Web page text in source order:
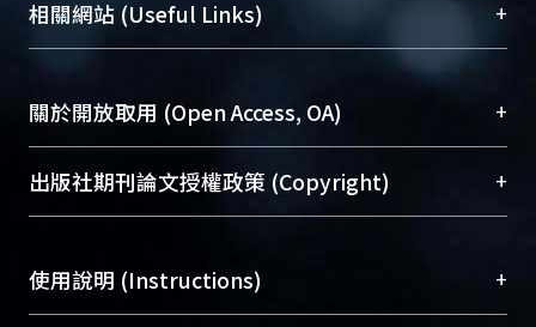
台，成為臺大學術典藏NTU scholars。期能整合研
究能量、促進交流合作、保存學術產出、推廣研究
成果。
To permanently archive and promote researcher
profiles and scholarly works, Library integrates the
services of “NTU Repository” with “Academic
總館學科館員(Main Library)
醫學圖書館學科館員(Medical Library)
(Social
Sciences Library)
相關網站 (Useful Links) +
關於開放取用 (Open Access, OA) +
開放取用是從使用者角度提升資訊取用性的社會運
動，應用在學術研究上是透過將研究著作公開供使
用逐年攀升。同時可加速研究發展、提升研究影響
出版社期刊論文授權政策 (Copyright) +
含部分內容的版權非匯入者所有，或由第三方贊
助與合作完成，請確認該版權所有者及第三方同
使用說明 (Instructions) +